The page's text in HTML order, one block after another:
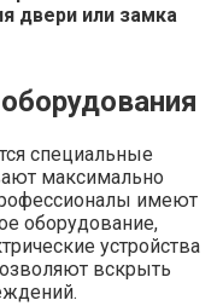
двери или замка
специальные
максимально
имеют
оборудование,
устройства
вскрыть